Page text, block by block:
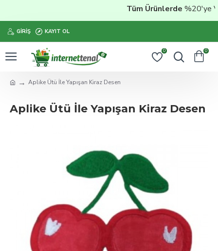
Tüm Ürünlerde%20'ye
GIRIŞ KAYIT OL
0 0
Aplike Ütü İle Yapışan Kiraz Desen
Aplike Ütü İle Yapışan Kiraz Desen